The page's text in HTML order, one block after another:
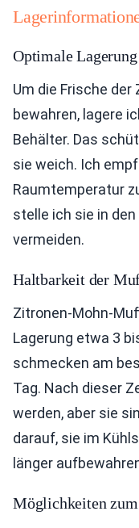
Optimale
Um die Frische
bewahren, lagere
Behälter. Das
sie weich. Ich
Raumtemperatur
stelle ich sie in
vermeiden.
Haltbarkeit der
Zitronen-Mohn-
Lagerung etwa 3
schmecken am
Tag. Nach dieser
werden, aber sie
darauf, sie im
länger
Möglichkeiten